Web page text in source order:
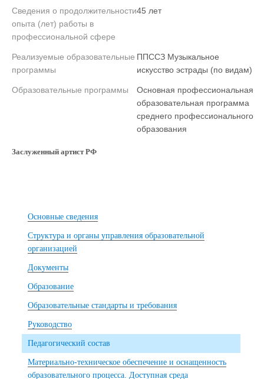
Сведения о продолжительности
опыта (лет) работы в
профессиональной сфере
45 лет
Реализуемые образовательные
программы
ППССЗ Музыкальное
искусство эстрады (по видам)
Образовательные программы
Основная профессиональная
образовательная программа
среднего профессионального
образования
Заслуженный артист РФ
Основные сведения
Структура и органы управления образовательной
организацией
Документы
Образование
Образовательные стандарты и требования
Руководство
Педагогический состав
Материально-техническое обеспечение и оснащенность
образовательного процесса. Доступная среда